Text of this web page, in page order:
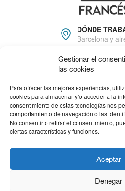
Gestionar el
las cookies
Para ofrecer las mejores experiencias,
cookies para almacenar y/o acceder a la
consentimiento de estas tecnologías nos
comportamiento de navegación o las
No consentir o retirar el consentimiento,
ciertas características y funciones.
Aceptar
Denegar
DÓNDE
Barcelona y
666 22 81 16
HORARIO DE
Lun - Viernes:
18.00pm
Programa Kit Digital cofinanciado por
(EU) del mecanismo de